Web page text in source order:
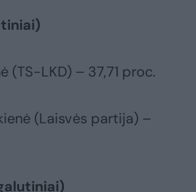
(TS-LKD) – 37,71 proc.
(Laisvės partija) –